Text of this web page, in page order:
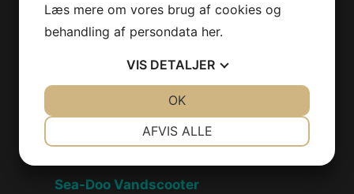
Jegstrupvej 280
Telefon:+45 70 200 600
info@jettrade.dk
CVR-nummer: 27233678
Produkter
Sea-Doo Vandscooter
Læs mere om vores brug af cookies og
behandling af persondata her.
VIS DETALJER
MARKETING
AFVIS ALLE
OK